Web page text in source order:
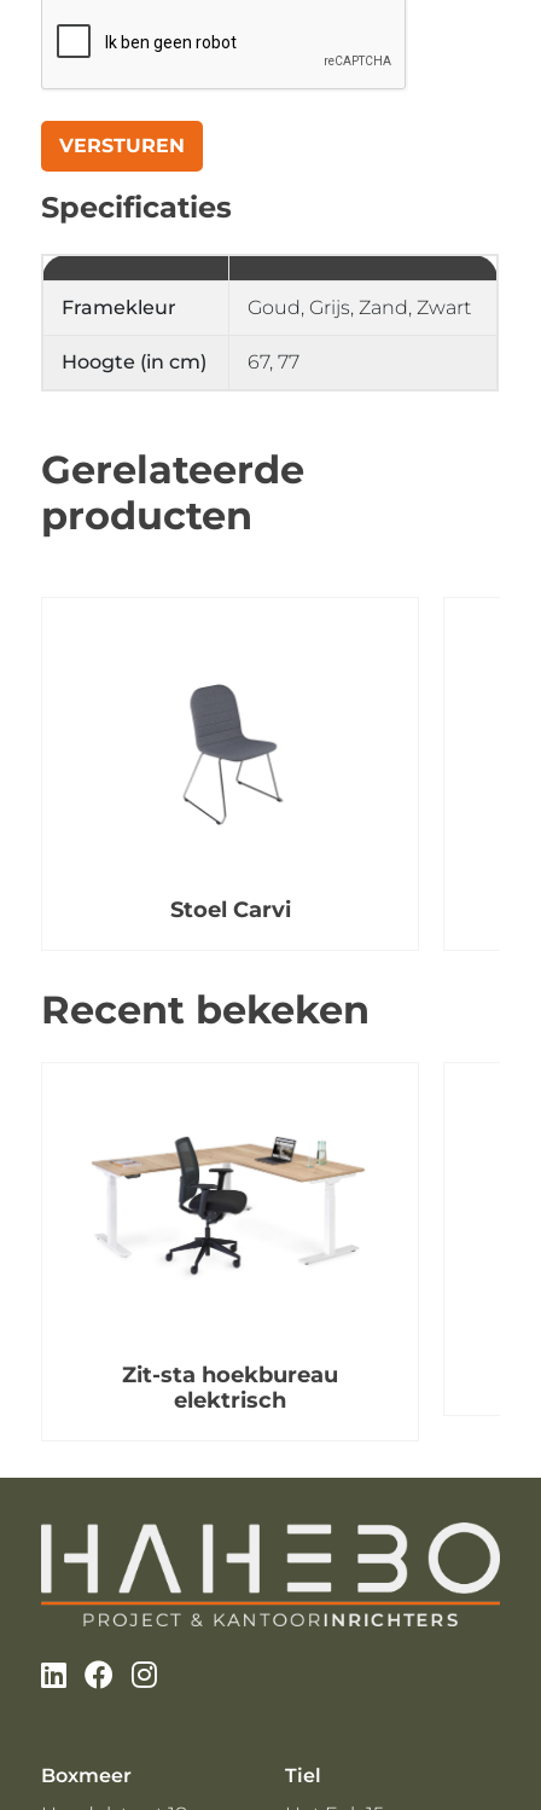
Specificaties
Framekleur Goud, Grijs, Zand, Zwart
Hoogte (in cm) 67, 77
Gerelateerde
producten
Stoel Carvi
Recent bekeken
Zit-sta hoekbureau
elektrisch
Boxmeer
Tiel